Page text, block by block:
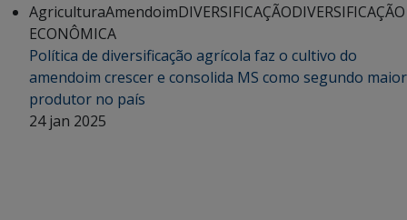
AgriculturaAmendoimDIVERSIFICAÇÃODIVERSIFICAÇÃO
ECONÔMICA
Política de diversificação agrícola faz o cultivo do
amendoim crescer e consolida MS como segundo maior
produtor no país
24 jan 2025